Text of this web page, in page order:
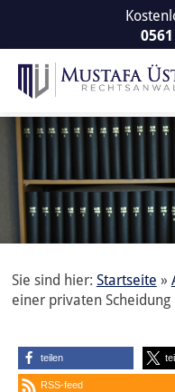
Sie sind hier: Startseite »
einer privaten Scheidung
teilen
RSS-feed